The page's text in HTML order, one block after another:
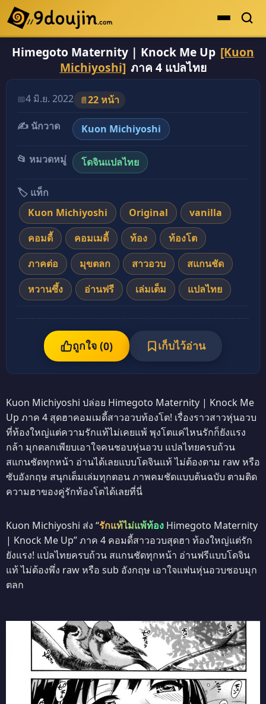
ดูเยอะสุด
คะแนนเยอะสุด
ระดับตำนาน
ยอดนิยม
เรื่องที่เก็บไว้
Himegoto Maternity | Knock Me Up [Kuon
Michiyoshi] ภาค 4 แปลไทย
📅4 มิ.ย. 2022 📄22 หน้า
✍️ นักวาด
Kuon Michiyoshi
📂 หมวดหมู่ โดจินแปลไทย
🏷️ แท็ก
Kuon Michiyoshi
Original
vanilla
คอมดี้
คอมเมดี้ ท้อง
ท้องโต
ภาคต่อ
มุขตลก สาวอวบ
สแกนชัด
หวานซึ้ง
อ่านฟรี เล่มเต็ม แปลไทย
ถูกใจ (0) เก็บไว้อ่าน
Kuon Michiyoshi ปล่อย Himegoto Maternity | Knock Me
Up ภาค 4 สุดฮาคอมเมดี้สาวอวบท้องโต! เรื่องราวสาวหุ่นอวบ
ที่ท้องใหญ่แต่ความรักแท้ไม่เคยแพ้ พุงโตแค่ไหนรักก็ยังแรง
กล้า มุกตลกเพียบเอาใจคนชอบหุ่นอวบ แปลไทยครบถ้วน
สแกนชัดทุกหน้า อ่านได้เลยแบบโดจินแท้ ไม่ต้องตาม raw หรือ
ซับอังกฤษ สนุกเต็มเล่มทุกตอน ภาพคมชัดแบบต้นฉบับ ตามติด
ความฮาของคู่รักท้องโตได้เลยที่นี่
Kuon Michiyoshi ส่ง “รักแท้ไม่แพ้ท้อง Himegoto Maternity
| Knock Me Up” ภาค 4 คอมดี้สาวอวบสุดฮา ท้องใหญ่แต่รัก
ยังแรง! แปลไทยครบถ้วน สแกนชัดทุกหน้า อ่านฟรีแบบโดจิน
แท้ ไม่ต้องพึ่ง raw หรือ sub อังกฤษ เอาใจแฟนหุ่นอวบชอบมุก
ตลก